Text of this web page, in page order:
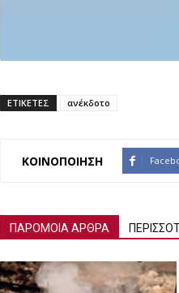
ΕΤΙΚΕΤΕΣ ανέκδοτο
ΚΟΙΝΟΠΟΙΗΣΗ
ΠΑΡΟΜΟΙΑ ΑΡΘΡΑ